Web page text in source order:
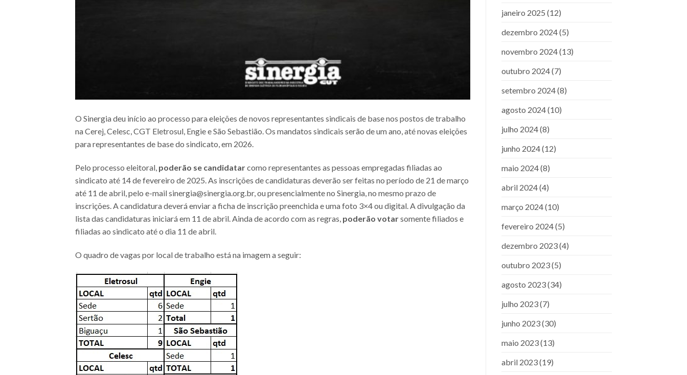
O Sinergia deu início ao processo para eleições de novos representantes sindicais de base nos postos de trabalho
na Cerej, Celesc, CGT Eletrosul, Engie e São Sebastião. Os mandatos sindicais serão de um ano, até novas eleições
para representantes de base do sindicato, em 2026.
Pelo processo eleitoral, poderão se candidatarcomo representantes as pessoas empregadas filiadas ao
sindicato até 14 de fevereiro de 2025. As inscrições de candidaturas deverão ser feitas no período de 21 de março
até 11 de abril, pelo e-mail sinergia@sinergia.org.br, ou presencialmente no Sinergia, no mesmo prazo de
inscrições. A candidatura deverá enviar a ficha de inscrição preenchida e uma foto 3×4 ou digital. A divulgação da
lista das candidaturas iniciará em 11 de abril. Ainda de acordo com as regras, poderão votarsomente filiados e
filiadas ao sindicato até o dia 11 de abril.
O quadro de vagas por local de trabalho está na imagem a seguir:
janeiro 2025 (12)
dezembro 2024(5)
novembro 2024(13)
outubro 2024(7)
setembro 2024(8)
agosto 2024(10)
julho 2024(8)
junho 2024(12)
maio 2024(8)
abril 2024(4)
março 2024(10)
fevereiro 2024(5)
dezembro 2023(4)
outubro 2023(5)
agosto 2023(34)
julho 2023(7)
junho 2023(30)
maio 2023(13)
abril 2023(19)